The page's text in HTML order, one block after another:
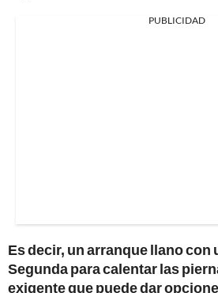
PUBLICIDAD
Es decir, un arranque llano con
Segunda para calentar las
exigente que puede dar